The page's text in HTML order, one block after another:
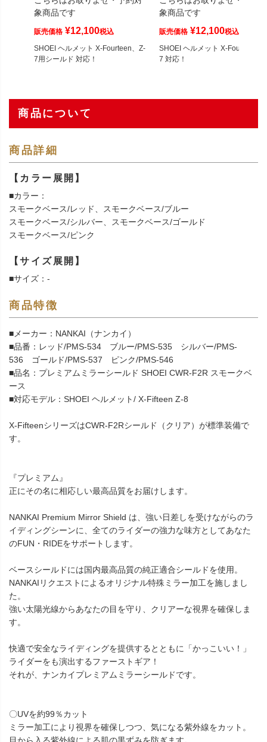
象商品です
販売価格 ¥12,100税込
SHOEI ヘルメット X-Fourteen、Z-
7用シールド 対応！
象商品です
販売価格 ¥12,100税込
SHOEI ヘルメット X-Fourteen、
7 対応！
商品について
商品詳細
【カラー展開】
■カラー：
スモークベース/レッド、スモークベース/ブルー
スモークベース/シルバー、スモークベース/ゴールド
スモークベース/ピンク
【サイズ展開】
■サイズ：-
商品特徴
■メーカー：NANKAI（ナンカイ）
■品番：レッド/PMS-534 ブルー/PMS-535 シルバー/PMS-
536 ゴールド/PMS-537 ピンク/PMS-546
■品名：プレミアムミラーシールド SHOEI CWR-F2R スモークベ
ース
■対応モデル：SHOEI ヘルメット/ X-Fifteen Z-8
X-FifteenシリーズはCWR-F2Rシールド（クリア）が標準装備で
す。
『プレミアム』
正にその名に相応しい最高品質をお届けします。
NANKAI Premium Mirror Shield は、強い日差しを受けながらのラ
イディングシーンに、全てのライダーの強力な味方としてあなた
のFUN・RIDEをサポートします。
ベースシールドには国内最高品質の純正適合シールドを使用。
NANKAIリクエストによるオリジナル特殊ミラー加工を施しまし
た。
強い太陽光線からあなたの目を守り、クリアーな視界を確保しま
す。
快適で安全なライディングを提供するとともに「かっこいい！」
ライダーをも演出するファーストギア！
それが、ナンカイプレミアムミラーシールドです。
〇UVを約99％カット
ミラー加工により視界を確保しつつ、気になる紫外線をカット。